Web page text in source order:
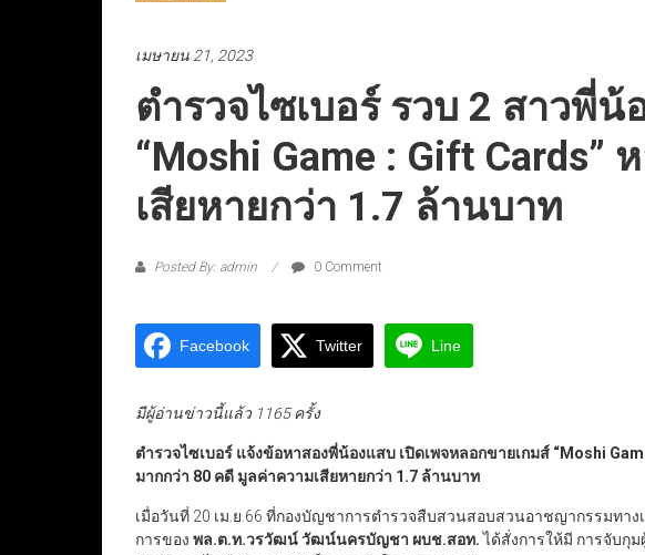
เมษายน 21, 2023
ตำรวจไซเบอร์ รวบ 2 สาวพี่น้
“Moshi Game : Gift Cards”
เสียหายกว่า 1.7 ล้านบาท
Posted By: admin 0 Comment
Facebook Twitter Line
มีผู้อ่านข่าวนี้แล้ว 1165 ครั้ง
ตำรวจไซเบอร์ แจ้งข้อหาสองพี่น้องแสบ เปิดเพจหลอกขายเกมส์ “Moshi
มากกว่า 80 คดี มูลค่าความเสียหายกว่า 1.7 ล้านบาท
เมื่อวันที่ 20 เม.ย.66 ที่กองบัญชาการตำรวจสืบสวนสอบสวนอาชญากรรมทา
การของ พล.ต.ท.วรวัฒน์ วัฒน์นครบัญชา ผบช.สอท.ได้สั่งการให้มี การจับกุ